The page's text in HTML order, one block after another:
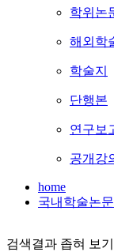
학위논
해외학
학술지
단행본
연구보
공개강
home
국내학술논문
검색결과 좁혀 보기